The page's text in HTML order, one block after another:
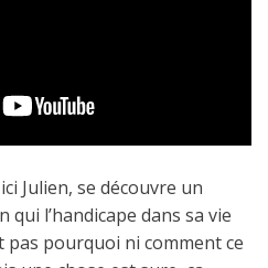
Julien, se découvre un
l’handicape dans sa vie
pas pourquoi ni comment ce